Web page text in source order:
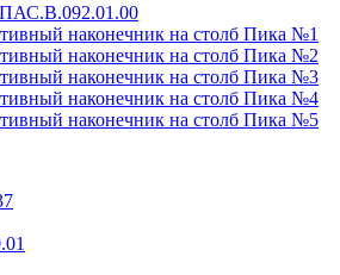
наконечник на столб Пика №1
наконечник на столб Пика №2
наконечник на столб Пика №3
наконечник на столб Пика №4
наконечник на столб Пика №5